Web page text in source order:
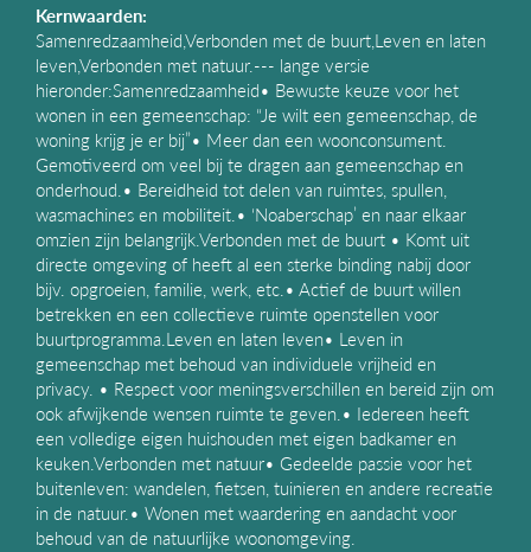
Kernwaarden:
Samenredzaamheid,Verbonden met de buurt,Leven en laten
leven,Verbonden met natuur.--- lange versie
hieronder:Samenredzaamheid• Bewuste keuze voor het
wonen in een gemeenschap: “Je wilt een gemeenschap, de
woning krijg je er bij”• Meer dan een woonconsument.
Gemotiveerd om veel bij te dragen aan gemeenschap en
onderhoud.• Bereidheid tot delen van ruimtes, spullen,
wasmachines en mobiliteit.• ‘Noaberschap’ en naar elkaar
omzien zijn belangrijk.Verbonden met de buurt • Komt uit
directe omgeving of heeft al een sterke binding nabij door
bijv. opgroeien, familie, werk, etc.• Actief de buurt willen
betrekken en een collectieve ruimte openstellen voor
buurtprogramma.Leven en laten leven• Leven in
gemeenschap met behoud van individuele vrijheid en
privacy. • Respect voor meningsverschillen en bereid zijn om
ook afwijkende wensen ruimte te geven.• Iedereen heeft
een volledige eigen huishouden met eigen badkamer en
keuken.Verbonden met natuur• Gedeelde passie voor het
buitenleven: wandelen, fietsen, tuinieren en andere recreatie
in de natuur.• Wonen met waardering en aandacht voor
behoud van de natuurlijke woonomgeving.